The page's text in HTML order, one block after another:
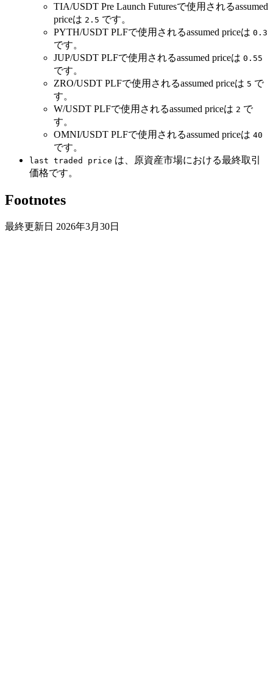
TIA/USDT Pre Launch Futuresで使用されるassumed
priceは 2.5 です。
PYTH/USDT PLFで使用されるassumed priceは 0.3
です。
JUP/USDT PLFで使用されるassumed priceは 0.55
です。
ZRO/USDT PLFで使用されるassumed priceは 5 で
す。
W/USDT PLFで使用されるassumed priceは 2 で
す。
OMNI/USDT PLFで使用されるassumed priceは 40
です。
last traded price は、原資産市場における最終取引
価格です。
Footnotes
最終更新日 2026年3月30日